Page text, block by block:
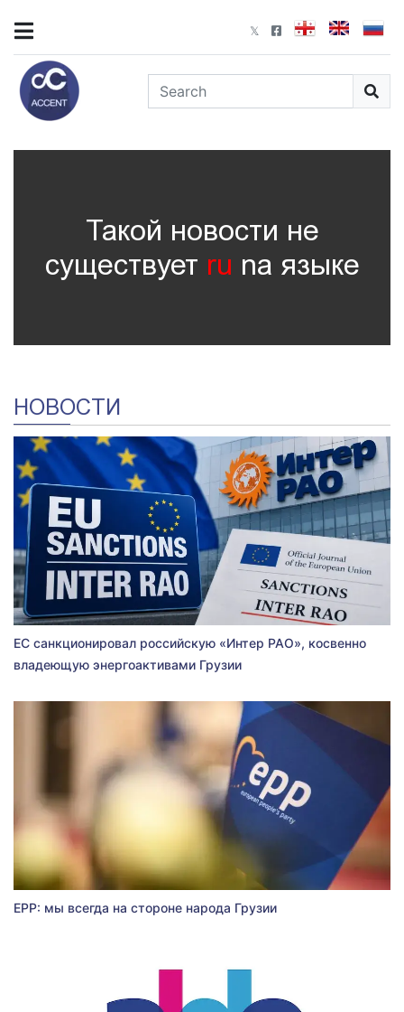
Такой новости не
существует ru nа языке
НОВОСТИ
ЕС санкционировал российскую «Интер РАО», косвенно
владеющую энергоактивами Грузии
EPP: мы всегда на стороне народа Грузии